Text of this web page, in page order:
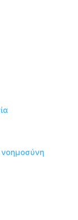
νοημοσύνη